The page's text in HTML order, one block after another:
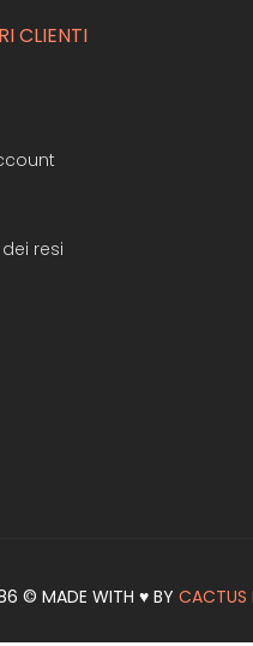
CLIENTI
resi
© MADE WITH ♥ BY CACTUS